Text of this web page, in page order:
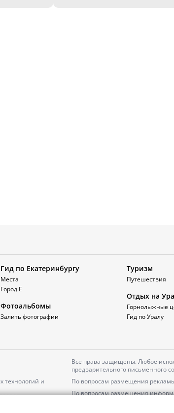
Гид по Екатеринбургу
Места
Город Е
Фотоальбомы
Залить фотографии
Туризм
Путешествия
Отдых на
Горнолыжные
Гид по Уралу
технологий и
Все права защищены. Любое
предварительного письменного
По вопросам размещения
По вопросам размещения